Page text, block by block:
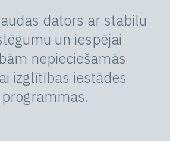
dators ar stabilu
un iespējai
nepieciešamās
izglītības iestādes